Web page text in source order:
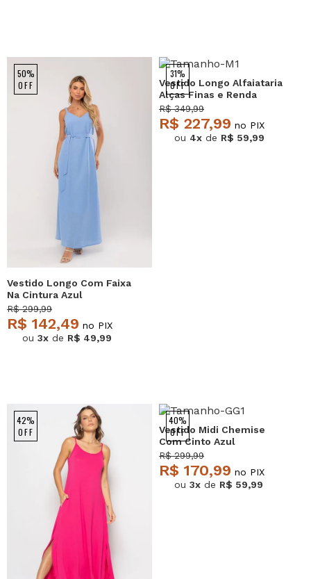
50%
OFF
Vestido Longo Com Faixa
Na Cintura Azul
Salvatore
R$ 299,99
R$ 142,49 no PIX
ou 3x de R$ 49,99
31%
OFF
Vestido Longo Alfaiataria
Alças Finas e Renda
Marfim Salvatore
R$ 349,99
R$ 227,99 no PIX
ou 4x de R$ 59,99
42%
OFF
40%
OFF
Vestido Midi Chemise
Com Cinto Azul
Salvatore
R$ 299,99
R$ 170,99 no PIX
ou 3x de R$ 59,99